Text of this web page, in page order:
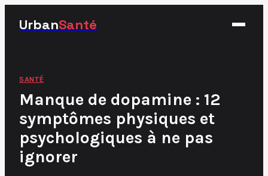
UrbanSanté
Nutrition
Santé
Sport
SANTÉ
Manque de dopamine : 12
symptômes physiques et
psychologiques à ne pas
ignorer